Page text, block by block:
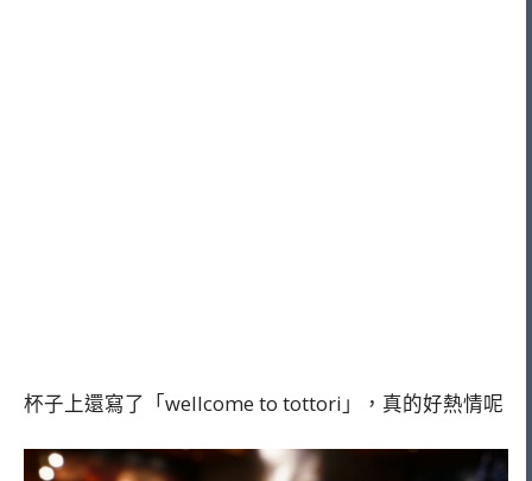
杯子上還寫了「wellcome to tottori」，真的好熱情呢